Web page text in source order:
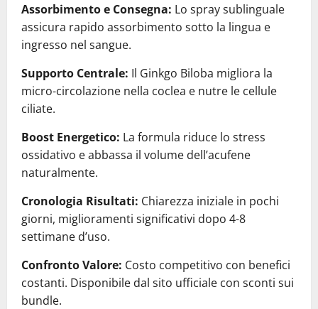
Assorbimento e Consegna: Lo spray sublinguale
assicura rapido assorbimento sotto la lingua e
ingresso nel sangue.
Supporto Centrale: Il Ginkgo Biloba migliora la
micro-circolazione nella coclea e nutre le cellule
ciliate.
Boost Energetico: La formula riduce lo stress
ossidativo e abbassa il volume dell’acufene
naturalmente.
Cronologia Risultati: Chiarezza iniziale in pochi
giorni, miglioramenti significativi dopo 4-8
settimane d’uso.
Confronto Valore: Costo competitivo con benefici
costanti. Disponibile dal sito ufficiale con sconti sui
bundle.